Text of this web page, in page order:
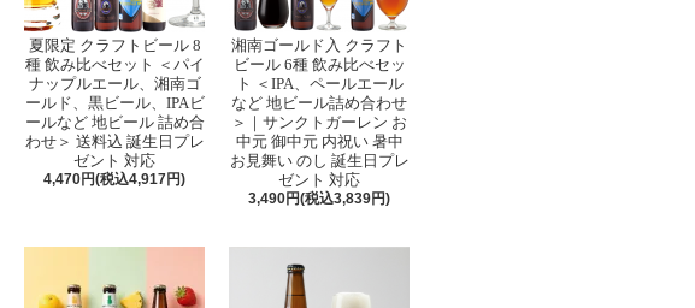
夏限定 クラフトビール 8
種 飲み比べセット ＜パイ
ナップルエール、湘南ゴ
ールド、黒ビール、IPAビ
ールなど 地ビール 詰め合
わせ＞ 送料込 誕生日プレ
ゼント 対応
4,470円(税込4,917円)
湘南ゴールド入 クラフト
ビール 6種 飲み比べセッ
ト ＜IPA、ペールエール
など 地ビール詰め合わせ
＞｜サンクトガーレン お
中元 御中元 内祝い 暑中
お見舞い のし 誕生日プレ
ゼント 対応
3,490円(税込3,839円)